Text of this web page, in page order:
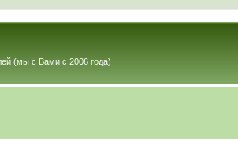
(мы с Вами с 2006 года)